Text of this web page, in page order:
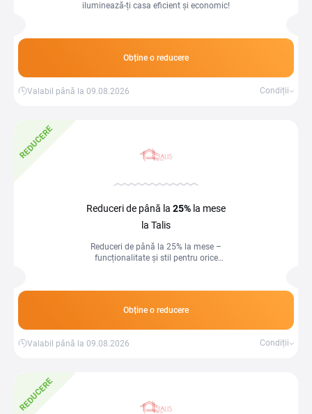
iluminează-ți casa eficient și economic!
Obține o reducere
Valabil până la 09.08.2026 Condiții
REDUCERE
Reduceri de până la 25% la mese
la Talis
Reduceri de până la 25% la mese –
funcționalitate și stil pentru orice
Obține o reducere
Valabil până la 09.08.2026 Condiții
REDUCERE